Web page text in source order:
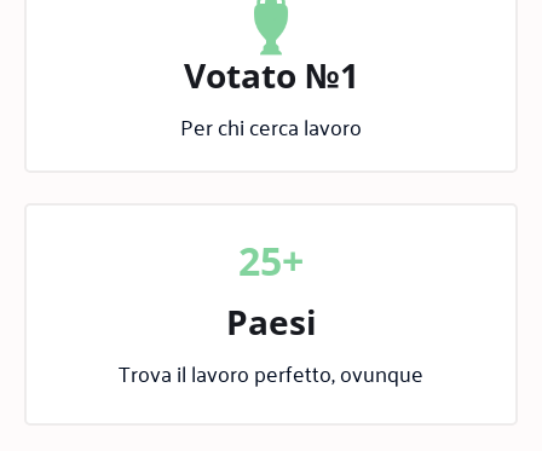
Votato №1
Per chi cerca lavoro
25+
Paesi
Trova il lavoro perfetto, ovunque